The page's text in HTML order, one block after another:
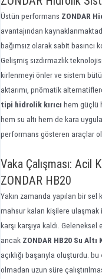
Üstün performans ZONDAR
avantajından
bağımsız olarak sabit basıncı
Gelişmiş sızdırmazlık
kirlenmeyi önler ve sistem
aktarımı, pnömatik
tipi hidrolik kırıcı hem güçlü
hem su altı hem de kara
performans gösteren araçlar
Vaka Çalışması: Acil
ZONDAR HB20
Yakın zamanda yapılan bir sel
mahsur kalan kişilere ulaşmak
karşı karşıya kaldı.
ancak ZONDAR HB20 Su Altı
açıklığı başarıyla oluşturdu. bu
olmadan uzun süre